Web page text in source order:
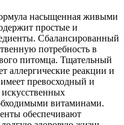
насыщенная живыми
простые и
Сбалансированный
потребность в
питомца. Тщательный
аллергические реакции и
превосходный и
витаминами.
обеспечивают